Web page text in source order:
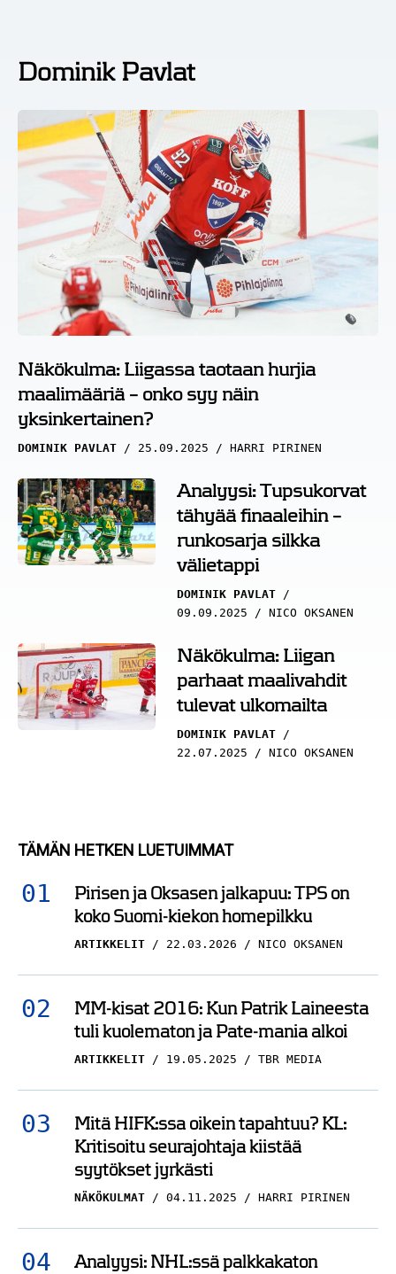
Dominik Pavlat
Näkökulma: Liigassa taotaan hurjia
maalimääriä – onko syy näin
yksinkertainen?
DOMINIK PAVLAT 25.09.2025 HARRI PIRINEN
Analyysi: Tupsukorvat
tähyää finaaleihin –
runkosarja silkka
välietappi
DOMINIK PAVLAT
09.09.2025
NICO OKSANEN
Näkökulma: Liigan
parhaat maalivahdit
tulevat ulkomailta
DOMINIK PAVLAT
22.07.2025
NICO OKSANEN
TÄMÄN HETKEN LUETUIMMAT
Pirisen ja Oksasen jalkapuu: TPS on
koko Suomi-kiekon homepilkku
ARTIKKELIT 22.03.2026 NICO OKSANEN
MM-kisat 2016: Kun Patrik Laineesta
tuli kuolematon ja Pate-mania alkoi
ARTIKKELIT 19.05.2025 TBR MEDIA
Mitä HIFK:ssa oikein tapahtuu? KL:
Kritisoitu seurajohtaja kiistää
syytökset jyrkästi
NÄKÖKULMAT 04.11.2025 HARRI PIRINEN
Analyysi: NHL:ssä palkkakaton